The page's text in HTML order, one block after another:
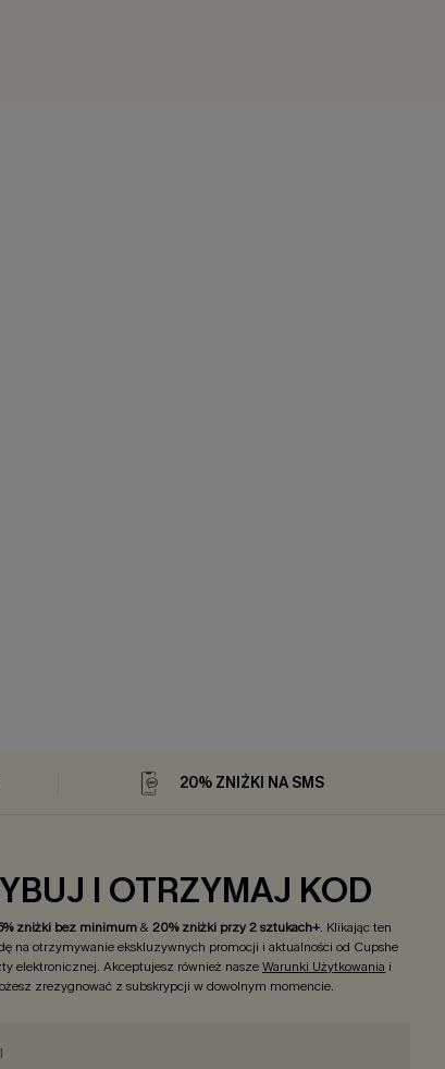
20% ZNIŻKI NA SMS
I OTRZYMAJ KOD
zniżki bez minimum&20% zniżki przy 2 sztukach+. Klikając ten
na otrzymywanie ekskluzywnych promocji i aktualności od Cupshe
elektronicznej. Akceptujesz również naszeWarunki Użytkowania i
zrezygnować z subskrypcji w dowolnym momencie.